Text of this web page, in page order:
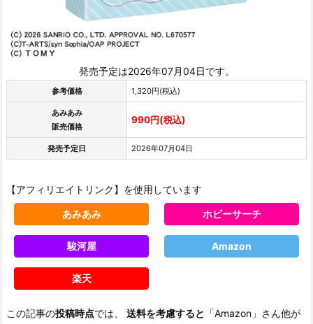
発売予定は2026年07月04日です。
参考価格 1,320円(税込)
あみあみ
販売価格
990円(税込)
発売予定日 2026年07月04日
【アフィリエイトリンク】を使用しています
あみあみ ホビーサーチ
駿河屋 Amazon
楽天
この記事の投稿時点では、 送料を考慮すると 「Amazon」さん他が